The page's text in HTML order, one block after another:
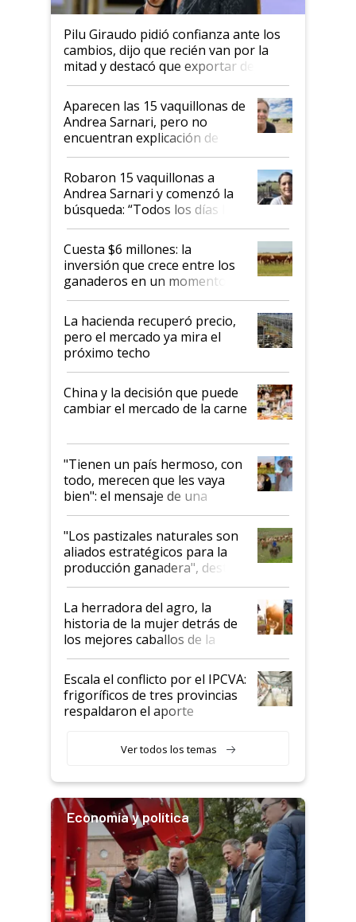
Pilu Giraudo pidió confianza ante los
cambios, dijo que recién van por la
mitad y destacó que exportar dejó de
ser "para unos pocos": "Tenemos un
mandato muy claro del gobierno
nacional"
Aparecen las 15 vaquillonas de
Andrea Sarnari, pero no
encuentran explicación de
cómo llegaron allí
Robaron 15 vaquillonas a
Andrea Sarnari y comenzó la
búsqueda: “Todos los días le
toca a algún productor”
Cuesta $6 millones: la
inversión que crece entre los
ganaderos en un momento
histórico para la actividad
La hacienda recuperó precio,
pero el mercado ya mira el
próximo techo
China y la decisión que puede
cambiar el mercado de la carne
"Tienen un país hermoso, con
todo, merecen que les vaya
bien": el mensaje de una
ganadera uruguaya sobre las
oportunidades que se abren
para el agro en Argentina, con
foco en la carne
"Los pastizales naturales son
aliados estratégicos para la
producción ganadera", destaca
la iniciativa que ya reúne a 46
establecimientos en Argentina
La herradora del agro, la
historia de la mujer detrás de
los mejores caballos de la
Argentina y los mitos que
todavía hacen sufrir a estos
animales: "Mientras me
descalificaban, yo seguí
haciendo currículum"
Escala el conflicto por el IPCVA:
frigoríficos de tres provincias
respaldaron el aporte
Ver todos los temas
Economía y política